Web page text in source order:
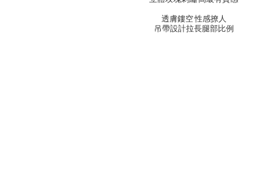
透膚鏤空 性感撩人
吊帶設計拉長腿部比例